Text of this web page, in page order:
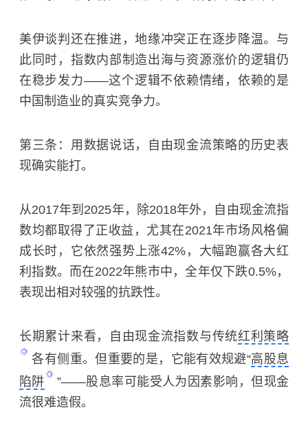
美伊谈判还在推进，地缘冲突正在逐步降温。与
此同时，指数内部制造出海与资源涨价的逻辑仍
在稳步发力——这个逻辑不依赖情绪，依赖的是
中国制造业的真实竞争力。
第三条：用数据说话，自由现金流策略的历史表
现确实能打。
从2017年到2025年，除2018年外，自由现金流指
数均都取得了正收益，尤其在2021年市场风格偏
成长时，它依然强势上涨42%，大幅跑赢各大红
利指数。而在2022年熊市中，全年仅下跌0.5%，
表现出相对较强的抗跌性。
长期累计来看，自由现金流指数与传统红利策略
各有侧重。但重要的是，它能有效规避“高股息
陷阱
”——股息率 可能受人为因素影响，但现金
流很难造假。